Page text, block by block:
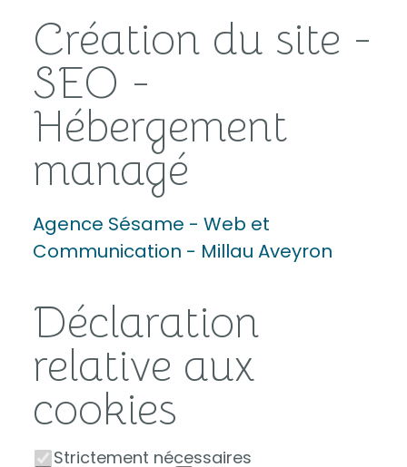
Création du site -
SEO -
Hébergement
managé
Agence Sésame - Web et
Communication - Millau Aveyron
Déclaration
relative aux
cookies
Strictement nécessaires